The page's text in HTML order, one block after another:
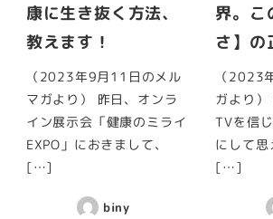
康に生き抜く方法、
教えます！
（2023年9月11日のメル
マガより） 昨日、オンラ
イン展示会「健康のミライ
EXPO」におきまして、
[…]
biny
界。こ
さ】の
（2023
ガより
TVを信
にして
[…]